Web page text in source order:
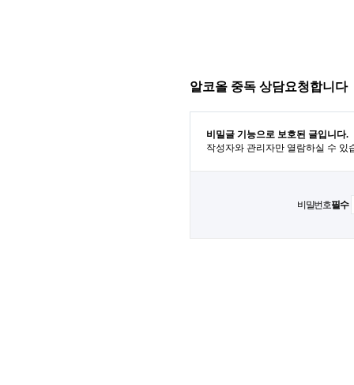
알코올 중독 상담요청합니다
비밀글 기능으로 보호된 글입니다.
작성자와 관리자만 열람하실 수 있
비밀번호필수